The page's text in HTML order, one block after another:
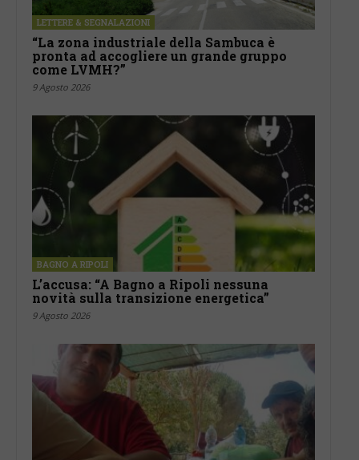
LETTERE & SEGNALAZIONI
“La zona industriale della Sambuca è
pronta ad accogliere un grande gruppo
come LVMH?”
9 Agosto 2026
BAGNO A RIPOLI
L’accusa: “A Bagno a Ripoli nessuna
novità sulla transizione energetica”
9 Agosto 2026